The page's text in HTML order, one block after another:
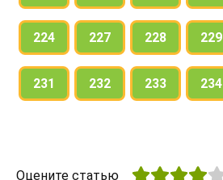
224 227 228 229
231 232 233 234
Оцените статью